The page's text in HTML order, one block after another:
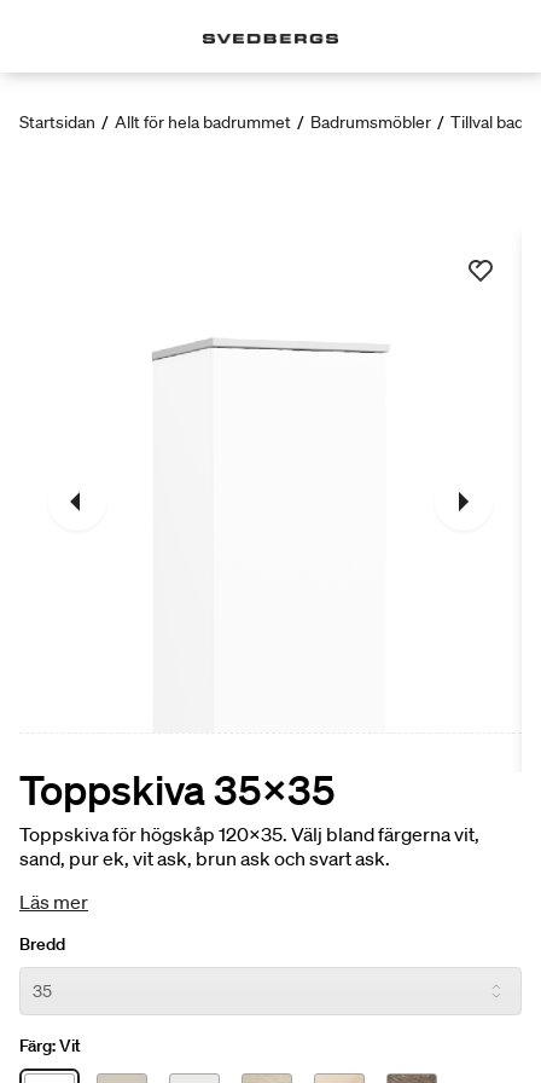
Startsidan / Allt för hela badrummet / Badrumsmöbler / Tillval
Toppskiva 35x35
Toppskiva för högskåp 120x35. Välj bland färgerna vit,
sand, pur ek, vit ask, brun ask och svart ask.
Läs mer
Bredd
Färg:Vit